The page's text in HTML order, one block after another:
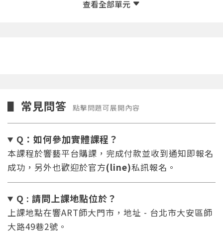
▋ 常見問答 點擊問題可展開內容
Q：如何參加實體課程？
本課程於響藝平台購課，完成付款並收到通知即報名
成功，另外也歡迎於官方(line)私訊報名。
Q : 請問上課地點位於？
上課地點在響ART師大門市，地址 - 台北市大安區師
大路49巷2號。